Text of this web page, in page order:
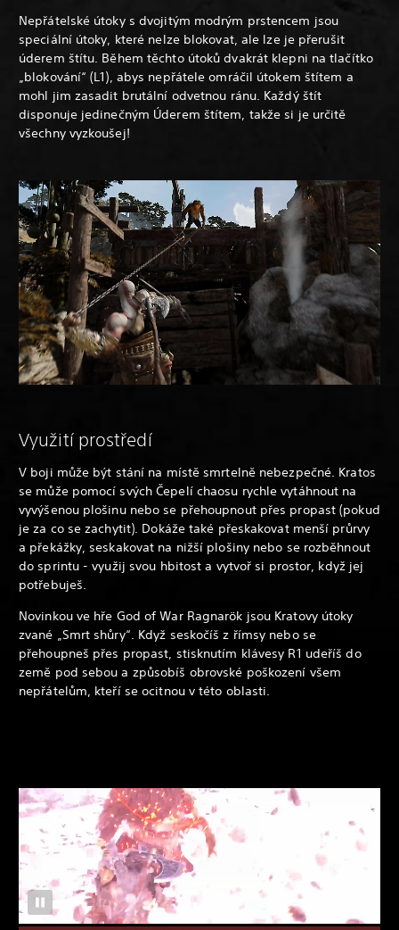
Nepřátelské útoky s dvojitým modrým prstencem jsou
speciální útoky, které nelze blokovat, ale lze je přerušit
úderem štítu. Během těchto útoků dvakrát klepni na tlačítko
„blokování“ (L1), abys nepřátele omráčil útokem štítem a
mohl jim zasadit brutální odvetnou ránu. Každý štít
disponuje jedinečným Úderem štítem, takže si je určitě
všechny vyzkoušej!
Využití prostředí
V boji může být stání na místě smrtelně nebezpečné. Kratos
se může pomocí svých Čepelí chaosu rychle vytáhnout na
vyvýšenou plošinu nebo se přehoupnout přes propast (pokud
je za co se zachytit). Dokáže také přeskakovat menší průrvy
a překážky, seskakovat na nižší plošiny nebo se rozběhnout
do sprintu - využij svou hbitost a vytvoř si prostor, když jej
potřebuješ.
Novinkou ve hře God of War Ragnarök jsou Kratovy útoky
zvané „Smrt shůry“. Když seskočíš z římsy nebo se
přehoupneš přes propast, stisknutím klávesy R1 udeříš do
země pod sebou a způsobíš obrovské poškození všem
nepřátelům, kteří se ocitnou v této oblasti.